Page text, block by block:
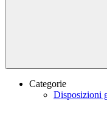
Categorie
Disposizioni